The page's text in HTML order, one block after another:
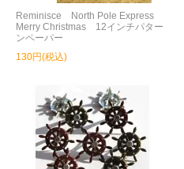
Reminisce North Pole Express
Merry Christmas 12インチパター
ンペーパー
130円(税込)